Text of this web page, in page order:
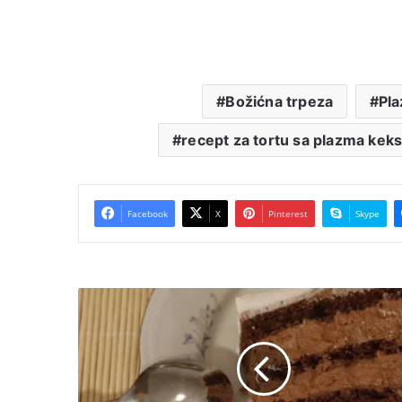
Božićna trpeza
recept za tortu sa plazma
Facebook X Pinterest Skype
torta